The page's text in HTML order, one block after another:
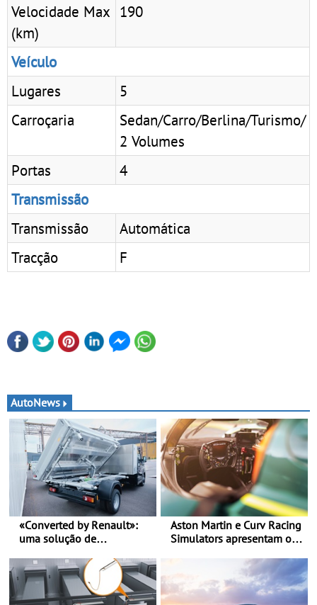
Velocidade Max
(km)
190
Veículo
Lugares
5
Carroçaria
Sedan/Carro/Berlina/Turismo/
2 Volumes
Portas
4
Transmissão
Transmissão
Automática
Tracção
F
AutoNews
«Converted by Renault»:
uma solução de
mão - Um processo
simples, fluido e rápido,
desde a encomenda, até à
Aston Martin e Curv Racing
Simulators apresentam o
Edition - Simulador celebra
os Aston Martin Valkyrie
que competem em Le Mans